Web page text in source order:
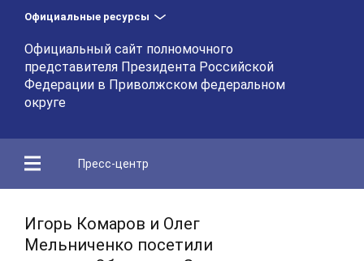
Официальные ресурсы
Официальный сайт полномочного
представителя Президента Российской
Федерации в Приволжском федеральном
округе
Пресс-центр
Игорь Комаров и Олег
Мельниченко посетили